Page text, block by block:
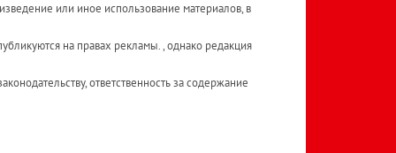
или иное использование материалов, в
на правах рекламы. , однако редакция
ответственность за содержание